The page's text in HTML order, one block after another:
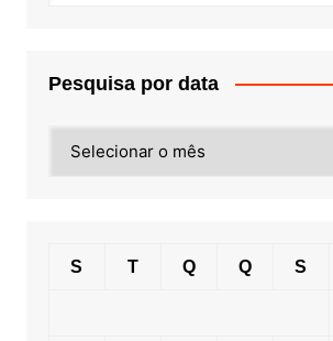
Pesquisa por data
por
S T Q Q S